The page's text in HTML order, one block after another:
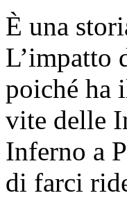
È una
L’impatto
poiché ha
vite delle
Inferno a
di farci